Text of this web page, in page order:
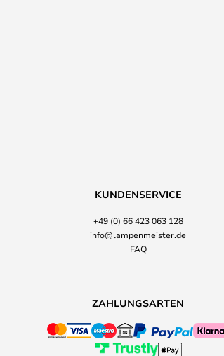
KUNDENSERVICE
+49 (0) 66 423 063 128
info@lampenmeister.de
FAQ
ZAHLUNGSARTEN